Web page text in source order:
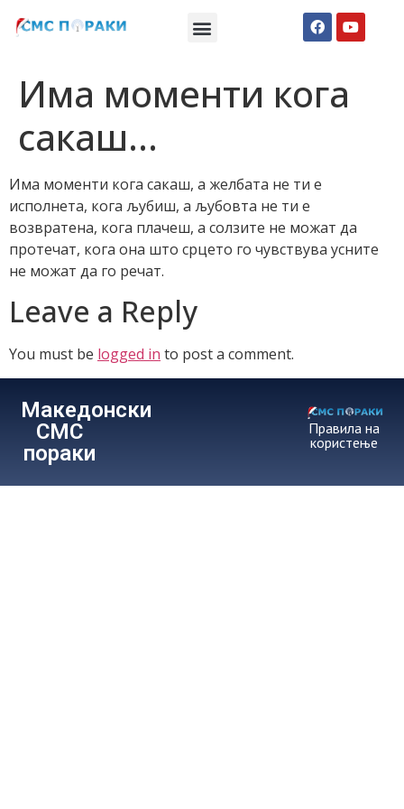
Има моменти кога
сакаш…
Има моменти кога сакаш, а желбата не ти е
исполнета, кога љубиш, а љубовта не ти е
возвратена, кога плачеш, а солзите не можат да
протечат, кога она што срцето го чувствува усните
не можат да го речат.
Leave a Reply
You must be logged in to post a comment.
Македонски
СМС
пораки
Правила на
користење